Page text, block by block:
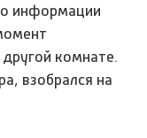
информации
комнате.
взобрался на